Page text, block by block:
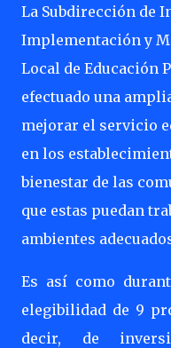
La Subdirección de
Implementación y
Local de Educación
efectuado una
mejorar el servicio
en los
bienestar de las
que estas puedan
ambientes
Es así como
elegibilidad de 9
decir, de